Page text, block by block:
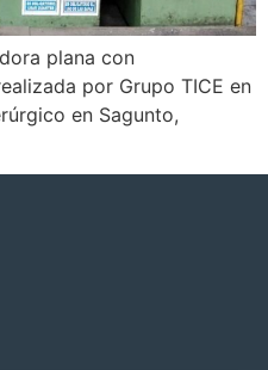
plana con
por Grupo TICE en
en Sagunto,